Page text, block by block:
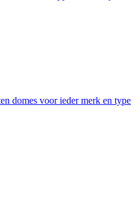
domes voor ieder merk en type